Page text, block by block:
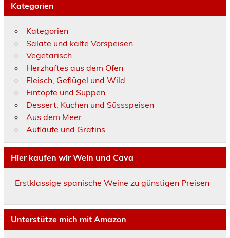
Kategorien
Kategorien
Salate und kalte Vorspeisen
Vegetarisch
Herzhaftes aus dem Ofen
Fleisch, Geflügel und Wild
Eintöpfe und Suppen
Dessert, Kuchen und Süssspeisen
Aus dem Meer
Aufläufe und Gratins
Hier kaufen wir Wein und Cava
Erstklassige spanische Weine zu günstigen Preisen
Unterstütze mich mit Amazon